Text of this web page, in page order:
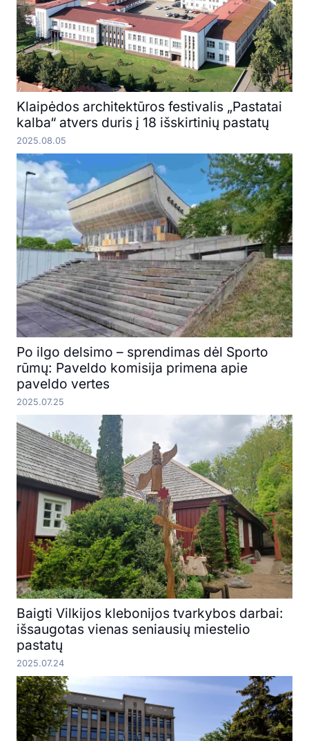
Klaipėdos architektūros festivalis „Pastatai
kalba“ atvers duris į 18 išskirtinių pastatų
2025.08.05
Po ilgo delsimo – sprendimas dėl Sporto
rūmų: Paveldo komisija primena apie
paveldo vertes
2025.07.25
Baigti Vilkijos klebonijos tvarkybos darbai:
išsaugotas vienas seniausių miestelio
pastatų
2025.07.24